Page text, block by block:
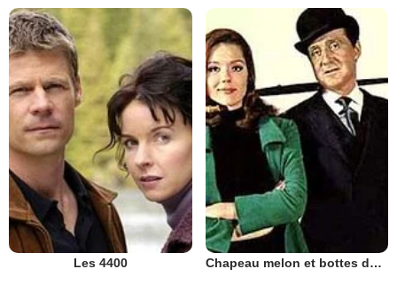
Les 4400 Chapeau melon et bottes de cuir - 1961